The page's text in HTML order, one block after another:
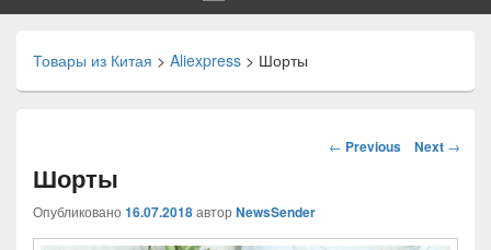
Товары из Китая > Aliexpress > Шорты
Навигация
← Previous Next →
Шорты
Опубликовано 16.07.2018автор NewsSender